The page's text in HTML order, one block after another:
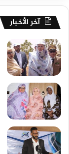
آخر الأخبار